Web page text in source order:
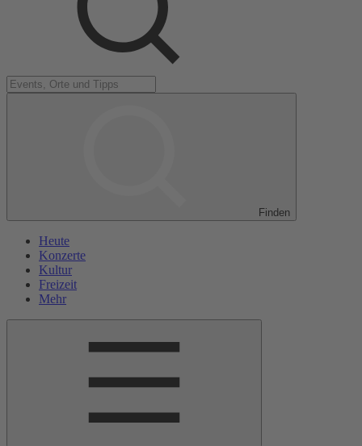
Finden
Heute
Konzerte
Kultur
Freizeit
Mehr